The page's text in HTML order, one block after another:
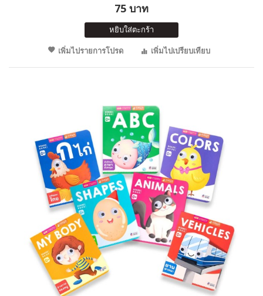
75 บาท
หยิบใส่ตะกร้า
เพิ่มไปรายการโปรด
เพิ่มไปเปรียบเทียบ